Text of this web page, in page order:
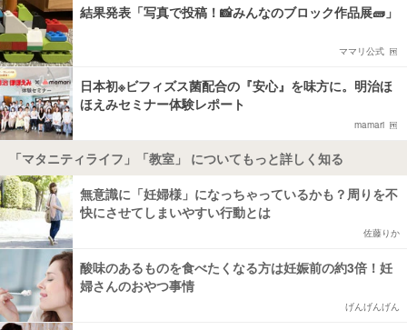
結果発表「写真で投稿！📸みんなのブロック作品展🧱」
ママリ公式
日本初※ビフィズス菌配合の『安心』を味方に。明治ほ
ほえみセミナー体験レポート
mamari
「マタニティライフ」「教室」 についてもっと詳しく知る
無意識に「妊婦様」になっちゃっているかも？周りを不
快にさせてしまいやすい行動とは
佐藤りか
酸味のあるものを食べたくなる方は妊娠前の約3倍！妊
婦さんのおやつ事情
げんげんげん